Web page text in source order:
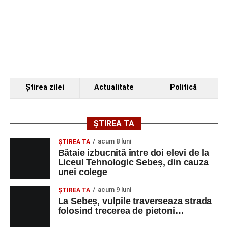
reprezintă doar începutul unei serii de concerte care vor
avea loc pe parcursul taberei, oferind comunității din
și de a lua parte la un veritabil schimb cultural prin
Adaugă-ne ca sursă preferată
Urmărește-ne pe Google News
Ştirea zilei Actualitate Politică
ȘTIREA TA
ŞTIREA TA acum 8 luni
Bătaie izbucnită între doi elevi de la
Liceul Tehnologic Sebeș, din cauza
unei colege
ŞTIREA TA acum 9 luni
La Sebeș, vulpile traverseaza strada
folosind trecerea de pietoni…